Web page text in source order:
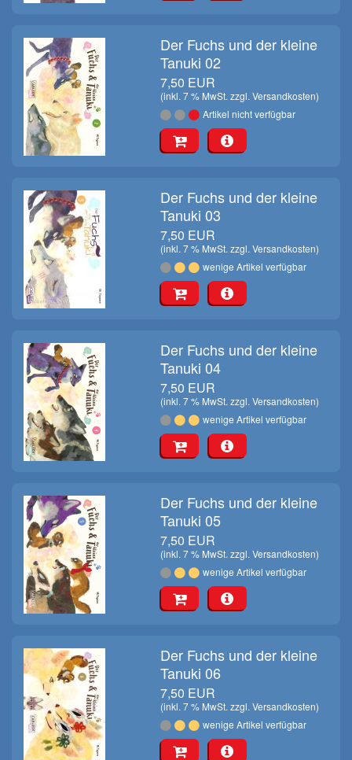
Der Fuchs und der kleine
Tanuki 02
7,50 EUR
(inkl. 7 % MwSt. zzgl.Versandkosten)
Artikel nicht verfügbar
Der Fuchs und der kleine
Tanuki 03
7,50 EUR
(inkl. 7 % MwSt. zzgl.Versandkosten)
wenige Artikel verfügbar
Der Fuchs und der kleine
Tanuki 04
7,50 EUR
(inkl. 7 % MwSt. zzgl.Versandkosten)
wenige Artikel verfügbar
Der Fuchs und der kleine
Tanuki 05
7,50 EUR
(inkl. 7 % MwSt. zzgl.Versandkosten)
wenige Artikel verfügbar
Der Fuchs und der kleine
Tanuki 06
7,50 EUR
(inkl. 7 % MwSt. zzgl.Versandkosten)
wenige Artikel verfügbar